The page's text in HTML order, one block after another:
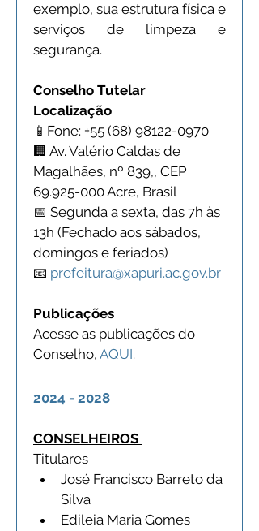
exemplo, sua estrutura física e
serviços de limpeza e
segurança.
Conselho Tutelar
Localização
📱Fone: +55 (68) 98122-0970
🏢 Av. Valério Caldas de
Magalhães, nº 839,, CEP
69.925-000 Acre, Brasil
📅 Segunda a sexta, das 7h às
13h (Fechado aos sábados,
domingos e feriados)
📧 prefeitura@xapuri.ac.gov.br
Publicações
Acesse as publicações do
Conselho, AQUI.
2024 - 2028
CONSELHEIROS
Titulares
José Francisco Barreto da
Silva
Edileia Maria Gomes